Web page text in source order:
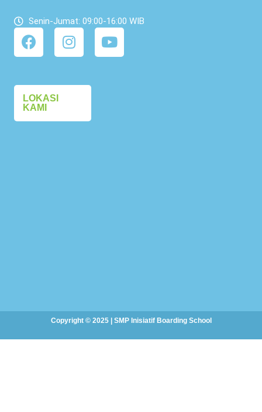
Senin-Jumat: 09:00-16:00 WIB
LOKASI
KAMI
Copyright © 2025 | SMP Inisiatif Boarding School